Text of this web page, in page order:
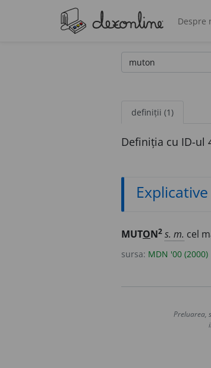
Despre
definiții (1)
Definiția cu ID-ul
Explicative
MUTON2 s. m. cel
sursa: MDN '00 (2000)
Preluarea,